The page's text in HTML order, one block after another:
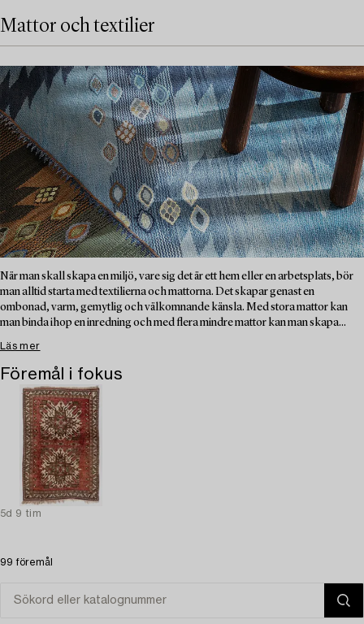
Mattor och textilier
När man skall skapa en miljö, vare sig det är ett hem eller en arbetsplats, bör
man alltid starta med textilierna och mattorna. Det skapar genast en
ombonad, varm, gemytlig och välkomnande känsla. Med stora mattor kan
man binda ihop en inredning och med flera mindre mattor kan man skapa...
Läs mer
Föremål i fokus
5d 9 tim
99 föremål